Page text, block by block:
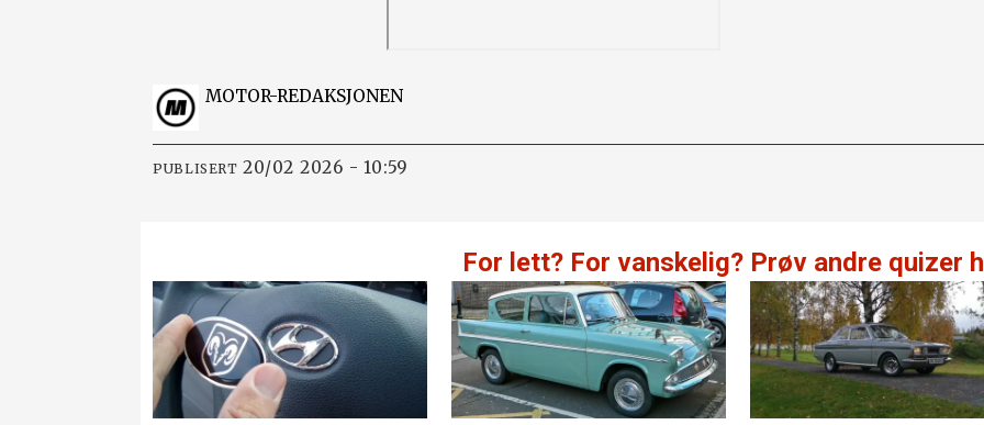
MOTOR-REDAKSJONEN
PUBLISERT 20/02 2026 - 10:59
For lett? For vanskelig? Prøv andre quizer